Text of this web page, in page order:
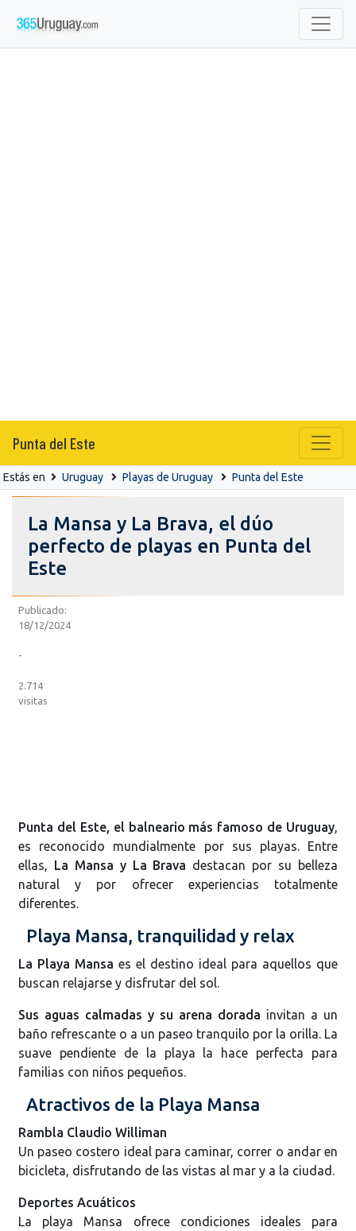
Punta del Este
Estás en Uruguay Playas de Uruguay Punta del Este
La Mansa y La Brava, el dúo
perfecto de playas en Punta del
Este
Publicado:
18/12/2024
-
2.714
visitas
Punta del Este, el balneario más famoso de Uruguay,
es reconocido mundialmente por sus playas. Entre
ellas, La Mansa y La Brava destacan por su belleza
natural y por ofrecer experiencias totalmente
diferentes.
Playa Mansa, tranquilidad y relax
La Playa Mansa es el destino ideal para aquellos que
buscan relajarse y disfrutar del sol.
Sus aguas calmadas y su arena dorada invitan a un
baño refrescante o a un paseo tranquilo por la orilla. La
suave pendiente de la playa la hace perfecta para
familias con niños pequeños.
Atractivos de la Playa Mansa
Rambla Claudio Williman
Un paseo costero ideal para caminar, correr o andar en
bicicleta, disfrutando de las vistas al mar y a la ciudad.
Deportes Acuáticos
La playa Mansa ofrece condiciones ideales para